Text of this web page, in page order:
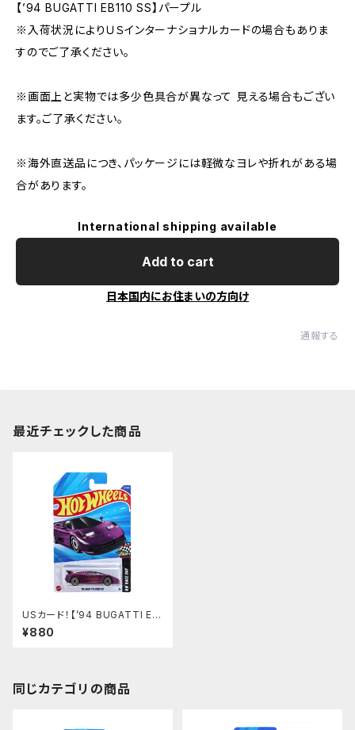
【’94 BUGATTI EB110 SS】パープル
※入荷状況によりＵＳインターナショナルカードの場合もありま
すのでご了承ください。
※画面上と実物では多少色具合が異なって 見える場合もござい
ます。ご了承ください。
※海外直送品につき、パッケージには軽微なヨレや折れがある場
合があります。
International shipping available
Add to cart
日本国内にお住まいの方向け
通報する
最近チェックした商品
USカード！【’94 BUGATTI EB
110 SS】パープル
¥880
同じカテゴリの商品